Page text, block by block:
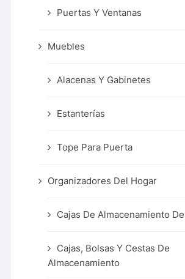
Puertas Y Ventanas
Muebles
Alacenas Y Gabinetes
Estanterías
Tope Para Puerta
Organizadores Del Hogar
Cajas De Almacenamiento
Cajas, Bolsas Y Cestas De
Almacenamiento